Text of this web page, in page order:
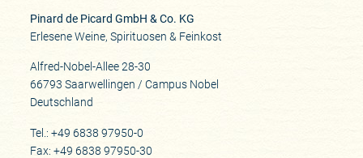
Pinard de Picard GmbH & Co. KG
Erlesene Weine, Spirituosen & Feinkost
Alfred-Nobel-Allee 28-30
66793 Saarwellingen / Campus Nobel
Deutschland
Tel.: +49 6838 97950-0
Fax: +49 6838 97950-30